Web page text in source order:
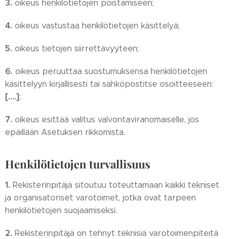
3. oikeus henkilötietojen poistamiseen;
4. oikeus vastustaa henkilötietojen käsittelyä;
5. oikeus tietojen siirrettävyyteen;
6. oikeus peruuttaa suostumuksensa henkilötietojen
käsittelyyn kirjallisesti tai sähköpostitse osoitteeseen:
[….];
7. oikeus esittää valitus valvontaviranomaiselle, jos
epäillään Asetuksen rikkomista.
Henkilötietojen turvallisuus
1. Rekisterinpitäjä sitoutuu toteuttamaan kaikki tekniset
ja organisatoriset varotoimet, jotka ovat tarpeen
henkilötietojen suojaamiseksi.
2. Rekisterinpitäjä on tehnyt teknisiä varotoimenpiteitä